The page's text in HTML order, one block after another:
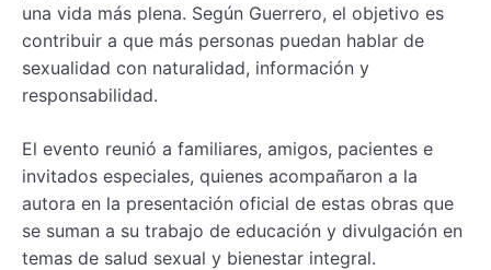
una vida más plena. Según Guerrero, el objetivo es
contribuir a que más personas puedan hablar de
sexualidad con naturalidad, información y
responsabilidad.
El evento reunió a familiares, amigos, pacientes e
invitados especiales, quienes acompañaron a la
autora en la presentación oficial de estas obras que
se suman a su trabajo de educación y divulgación en
temas de salud sexual y bienestar integral.